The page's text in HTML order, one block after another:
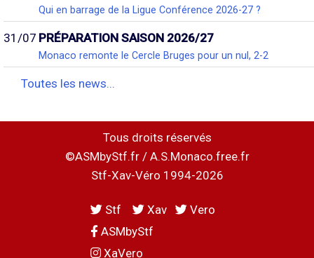
Qui en barrage de la Ligue Conférence 2026-27 ?
31/07 PRÉPARATION SAISON 2026/27
Monaco remonte le Cercle Bruges pour un nul, 2-2
Toutes les news...
Tous droits réservés
©ASMbyStf.fr / A.S.Monaco.free.fr
Stf-Xav-Véro 1994-2026
Stf Xav
Vero
ASMbyStf
XaVero